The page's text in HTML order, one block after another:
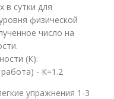
в сутки для
физической
число на
(К):
- К=1.2
упражнения 1-3